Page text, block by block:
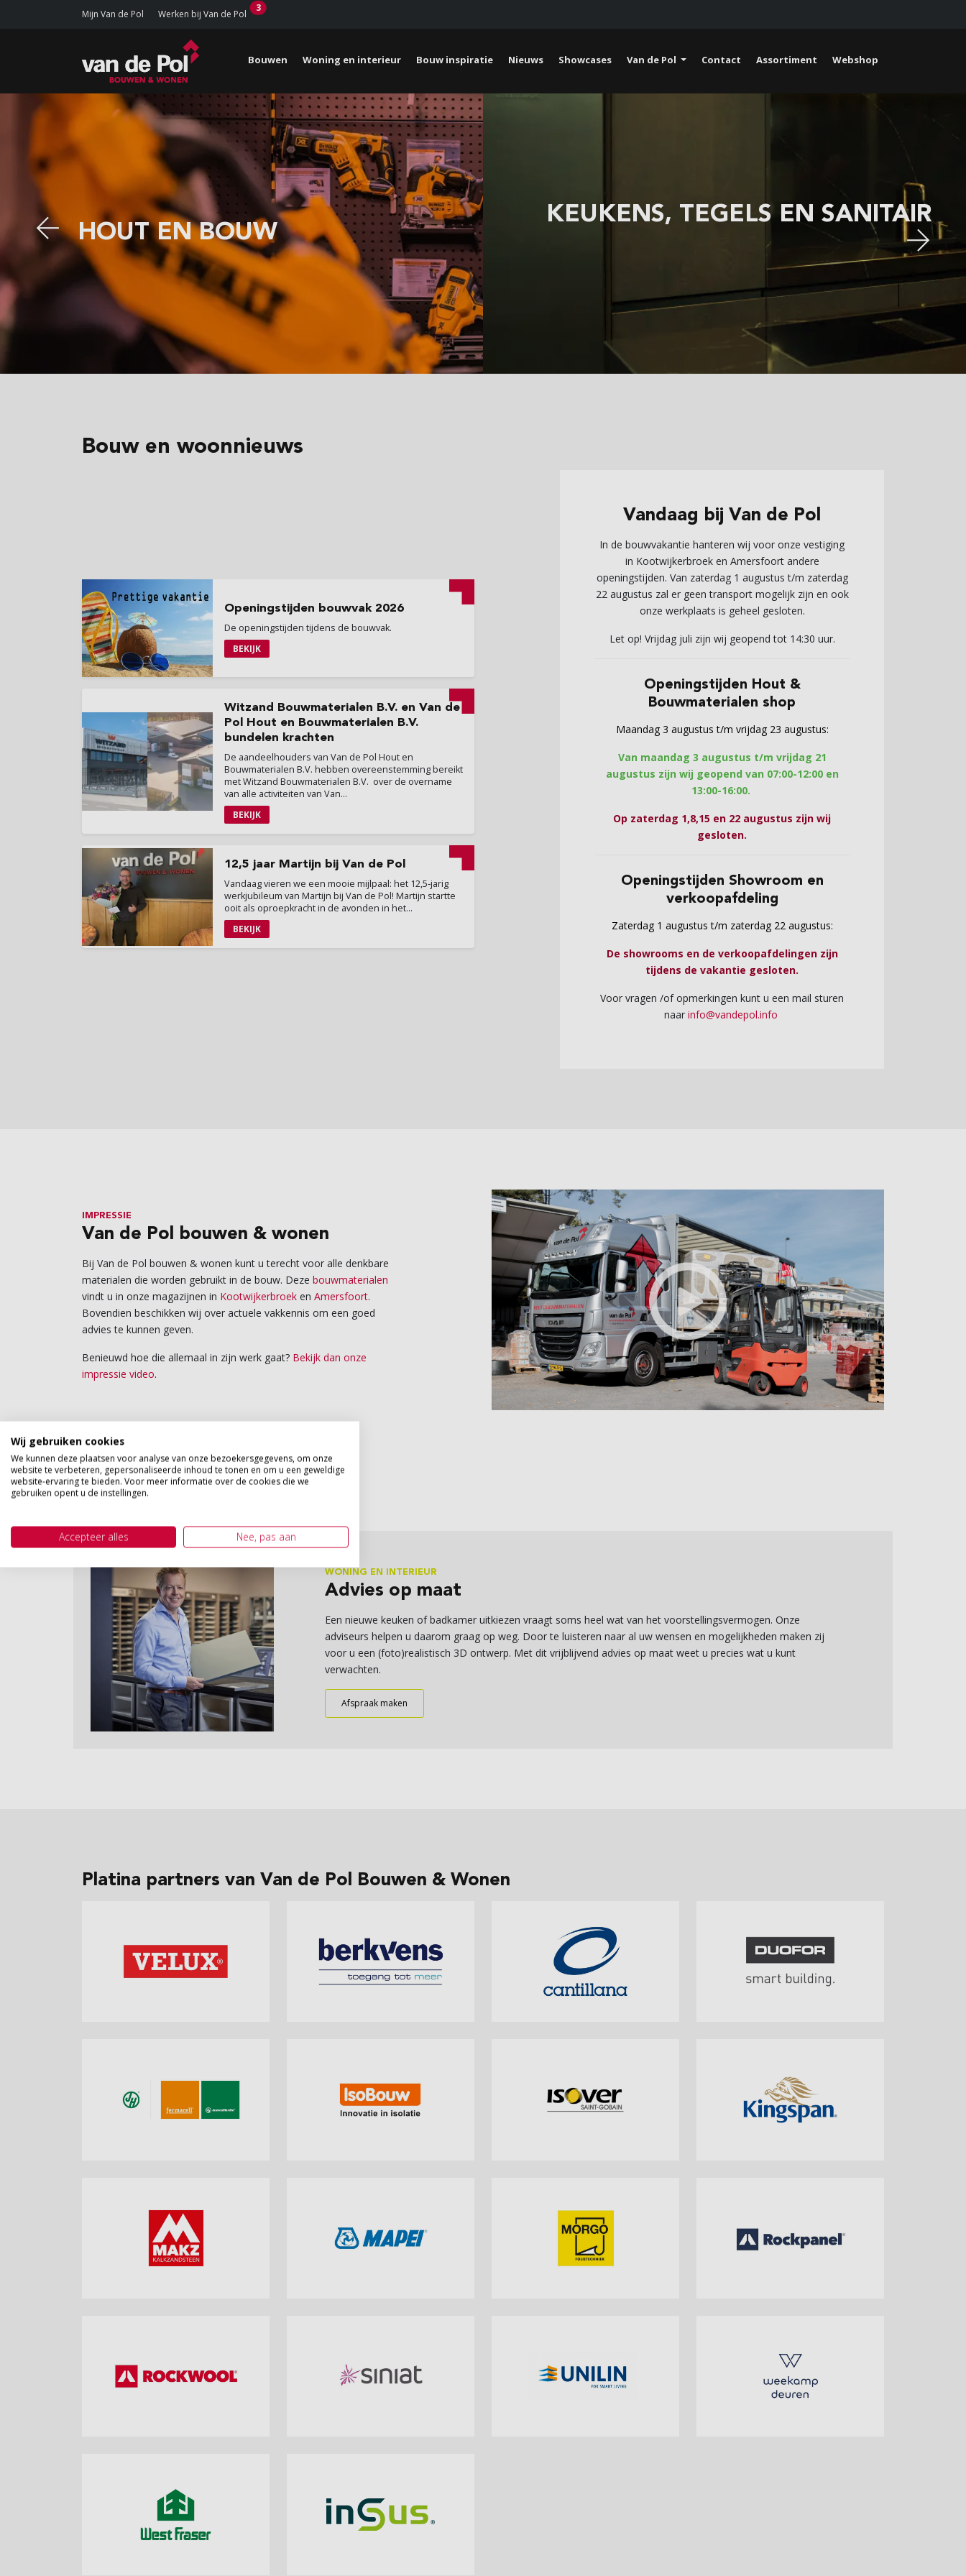
Mijn Van de Pol Werken bij Van de Pol
3
Bouwen Woning en interieur Bouw inspiratie Nieuws Showcases Van de Pol Contact Assortiment Webshop
HOUT EN BOUW
KEUKENS, TEGELS EN SANITAIR
Bouwen woonnieuws
Openingstijden bouwvak 2026
De openingstijden tijdens de bouwvak.
BEKIJK
Witzand Bouwmaterialen B.V. en Van de
Pol Hout en Bouwmaterialen B.V.
bundelen krachten
De aandeelhouders van Van de Pol Hout en
Bouwmaterialen B.V. hebben overeenstemming bereikt
met Witzand Bouwmaterialen B.V. over de overname
van alle activiteiten van Van...
BEKIJK
12,5 jaar Martijn bij Van de Pol
Vandaag vieren we een mooie mijlpaal: het 12,5‑jarig
werkjubileum van Martijn bij Van de Pol! Martijn startte
ooit als oproepkracht in de avonden in het...
BEKIJK
Vandaag bij Van de Pol
In de bouwvakantie hanteren wij voor onze vestiging
in Kootwijkerbroek en Amersfoort andere
openingstijden. Van zaterdag 1 augustus t/m zaterdag
22 augustus zal er geen transport mogelijk zijn en ook
onze werkplaats is geheel gesloten.
Let op! Vrijdag juli zijn wij geopend tot 14:30 uur.
Openingstijden Hout &
Bouwmaterialen shop
Maandag 3 augustus t/m vrijdag 23 augustus:
Van maandag 3 augustus t/m vrijdag 21
augustus zijn wij geopend van 07:00-12:00 en
13:00-16:00.
Op zaterdag 1,8,15 en 22 augustus zijn wij
gesloten.
Openingstijden Showroom en
verkoopafdeling
Zaterdag 1 augustus t/m zaterdag 22 augustus:
De showrooms en de verkoopafdelingen zijn
tijdens de vakantie gesloten.
Voor vragen /of opmerkingen kunt u een mail sturen
naar info@vandepol.info
IMPRESSIE
Van de Pol bouwen & wonen
Bij Van de Pol bouwen & wonen kunt u terecht voor alle denkbare
materialen die worden gebruikt in de bouw. Deze bouwmaterialen
vindt u in onze magazijnen in Kootwijkerbroek en Amersfoort.
Bovendien beschikken wij over actuele vakkennis om een goed
advies te kunnen geven.
Benieuwd hoe die allemaal in zijn werk gaat? Bekijk dan onze
impressie video.
WONING EN INTERIEUR
Advies op maat
Een nieuwe keuken of badkamer uitkiezen vraagt soms heel wat van het voorstellingsvermogen. Onze
adviseurs helpen u daarom graag op weg. Door te luisteren naar al uw wensen en mogelijkheden maken zij
voor u een (foto)realistisch 3D ontwerp. Met dit vrijblijvend advies op maat weet u precies wat u kunt
verwachten.
Afspraak maken
Platina partners van Van de Pol Bouwen & Wonen
Wij gebruiken cookies
We kunnen deze plaatsen voor analyse van onze bezoekersgegevens, om onze
website te verbeteren, gepersonaliseerde inhoud te tonen en om u een geweldige
website-ervaring te bieden. Voor meer informatie over de cookies die we
gebruiken opent u de instellingen.
Accepteer alles Nee, pas aan